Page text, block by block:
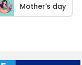
Mother's day